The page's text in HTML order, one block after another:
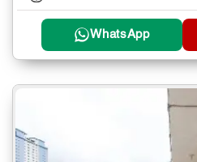
WhatsApp